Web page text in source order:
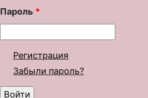
Пароль *
Регистрация
Забыли пароль?